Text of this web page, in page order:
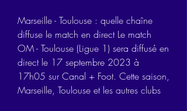
Marseille - Toulouse : quelle chaîne
diffuse le match en direct Le match
OM - Toulouse (Ligue 1) sera diffusé en
direct le 17 septembre 2023 à
17h05 sur Canal + Foot. Cette saison,
Marseille, Toulouse et les autres clubs